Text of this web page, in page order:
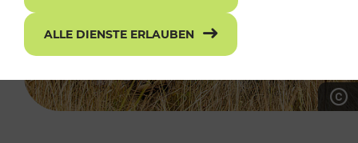
ALLE DIENSTE ERLAUBEN